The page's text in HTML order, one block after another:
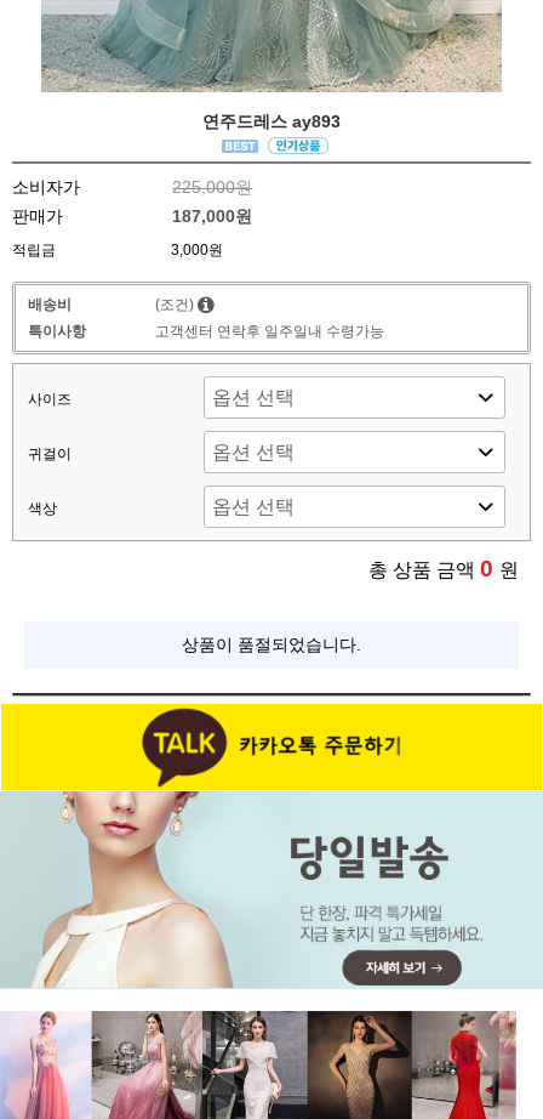
연주드레스 ay893
소비자가
225,000원
판매가
187,000원
적립금 3,000원
배송비
(조건)
특이사항
고객센터 연락후 일주일내 수령가능
사이즈
귀걸이
색상
총 상품 금액 0 원
상품이 품절되었습니다.